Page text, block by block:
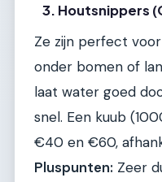
3. Houtsnippers
Ze zijn perfect
onder bomen of
laat water goed
snel. Een kuub
€40 en €60,
Pluspunten: Zeer